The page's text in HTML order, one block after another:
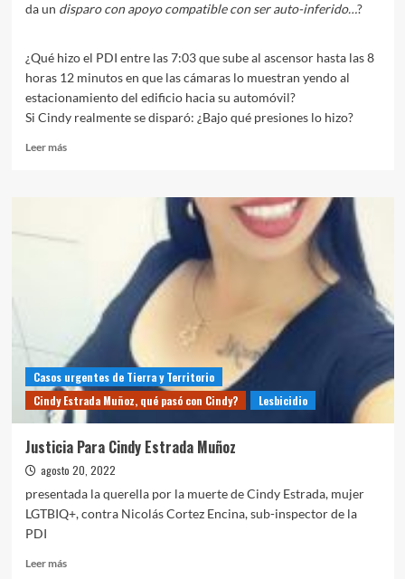
da un disparo con apoyo compatible con ser auto-inferido…?
¿Qué hizo el PDI entre las 7:03 que sube al ascensor hasta las 8
horas 12 minutos en que las cámaras lo muestran yendo al
estacionamiento del edificio hacia su automóvil?
Si Cindy realmente se disparó: ¿Bajo qué presiones lo hizo?
Leer másLeer
Casos urgentes de Tierra y Territorio
Cindy Estrada Muñoz, qué pasó con Cindy?
Lesbicidio
Justicia Para Cindy Estrada Muñoz
agosto 20, 2022
presentada la querella por la muerte de Cindy Estrada, mujer
LGTBIQ+, contra Nicolás Cortez Encina, sub-inspector de la
PDI
Leer másLeer